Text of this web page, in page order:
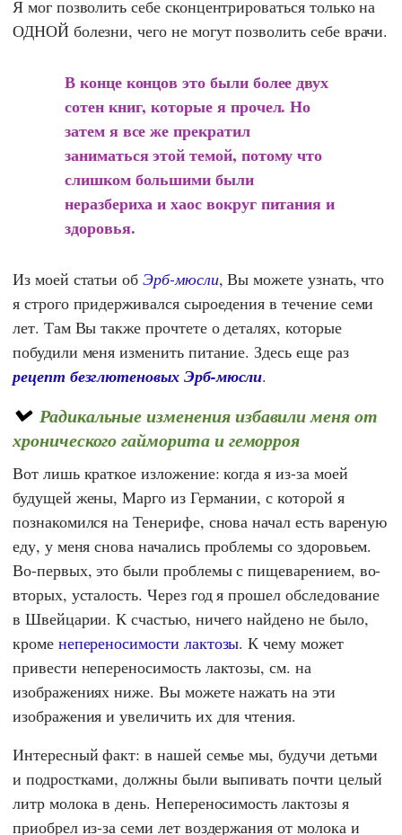
Я мог позволить себе сконцентрироваться только на
ОДНОЙ болезни, чего не могут позволить себе врачи.
В конце концов это были более двух
сотен книг, которые я прочел. Но
затем я все же прекратил
заниматься этой темой, потому что
слишком большими были
неразбериха и хаос вокруг питания и
здоровья.
Из моей статьи обЭрб-мюсли, Вы можете узнать, что
я строго придерживался сыроедения в течение семи
лет. Там Вы также прочтете о деталях, которые
побудили меня изменить питание. Здесь еще раз
рецепт безглютеновых Эрб-мюсли.
Радикальные изменения избавили меня от
хронического гайморита и геморроя
Вот лишь краткое изложение: когда я из-за моей
будущей жены,Маргоиз Германии, с которой я
познакомился на Тенерифе, снова начал есть вареную
еду, у меня снова начались проблемы со здоровьем.
Во-первых, это были проблемы с пищеварением, во-
вторых, усталость. Через год я прошел обследование
в Швейцарии. К счастью, ничего найдено не было,
кроме непереносимости лактозы. К чему может
привести непереносимость лактозы, см. на
изображениях ниже. Вы можете нажать на эти
изображения и увеличить их для чтения.
Интересный факт: в нашей семье мы, будучи детьми
и подростками, должны были выпивать почти целый
литр молока в день. Непереносимость лактозы я
приобрел из-за семи лет воздержания от молока и